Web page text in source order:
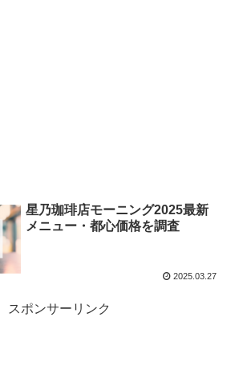
星乃珈琲店モーニング2025最新
メニュー・都心価格を調査
2025.03.27
スポンサーリンク